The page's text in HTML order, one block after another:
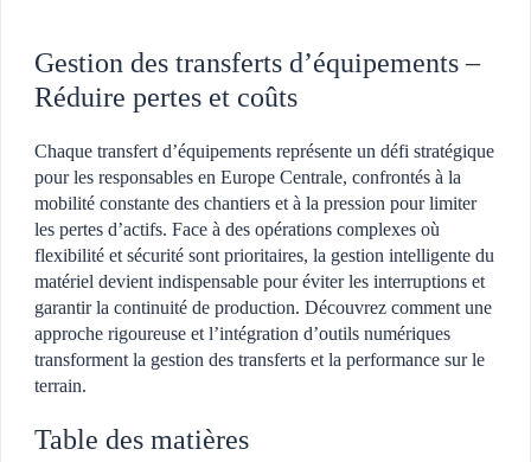
Gestion des transferts d’équipements –
Réduire pertes et coûts
Chaque transfert d’équipements représente un défi stratégique
pour les responsables en Europe Centrale, confrontés à la
mobilité constante des chantiers et à la pression pour limiter
les pertes d’actifs. Face à des opérations complexes où
flexibilité et sécurité sont prioritaires, la gestion intelligente du
matériel devient indispensable pour éviter les interruptions et
garantir la continuité de production. Découvrez comment une
approche rigoureuse et l’intégration d’outils numériques
transforment la gestion des transferts et la performance sur le
terrain.
Table des matières